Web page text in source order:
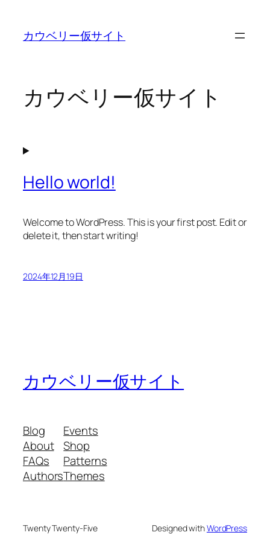
カウベリー仮サイト
カウベリー仮サイト
Hello world!
Welcome to WordPress. This is your first post. Edit or
delete it, then start writing!
2024年12月19日
カウベリー仮サイト
Blog
About
FAQs
Authors
Events
Shop
Patterns
Themes
Twenty Twenty-Five Designed withWordPress